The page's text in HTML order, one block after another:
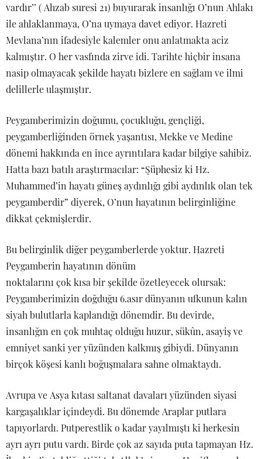
vardır’’ ( Ahzab suresi 21) buyurarak insanlığı O’nun Ahlakı
ile ahlaklanmaya, O’na uymaya davet ediyor. Hazreti
Mevlana’nın ifadesiyle kalemler onu anlatmakta aciz
kalmıştır. O her vasfında zirve idi. Tarihte hiçbir insana
nasip olmayacak şekilde hayatı bizlere en sağlam ve ilmi
delillerle ulaşmıştır.
Peygamberimizin doğumu, çocukluğu, gençliği,
peygamberliğinden örnek yaşantısı, Mekke ve Medine
dönemi hakkında en ince ayrıntılara kadar bilgiye sahibiz.
Hatta bazı batılı araştırmacılar: “Şüphesiz ki Hz.
Muhammed’in hayatı güneş aydınlığı gibi aydınlık olan tek
peygamberdir” diyerek, O’nun hayatının belirginliğine
dikkat çekmişlerdir.
Bu belirginlik diğer peygamberlerde yoktur. Hazreti
Peygamberin hayatının dönüm
noktalarını çok kısa bir şekilde özetleyecek olursak:
Peygamberimizin doğduğu 6.asır dünyanın ufkunun kalın
siyah bulutlarla kaplandığı dönemdir. Bu devirde,
insanlığın en çok muhtaç olduğu huzur, sükûn, asayiş ve
emniyet sanki yer yüzünden kalkmış gibiydi. Dünyanın
birçok köşesi kanlı boğuşmalara sahne olmaktaydı.
Avrupa ve Asya kıtası saltanat davaları yüzünden siyasi
kargaşalıklar içindeydi. Bu dönemde Araplar putlara
tapıyorlardı. Putperestlik o kadar yayılmıştı ki herkesin
ayrı ayrı putu vardı. Birde çok az sayıda puta tapmayan Hz.